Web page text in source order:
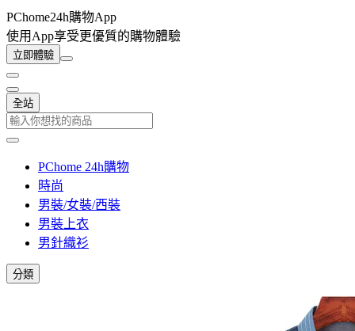
PChome24h購物App
使用App享受更優質的購物體驗
立即體驗
全站
PChome 24h購物
時尚
男裝/女裝/西裝
男裝上衣
男針織衫
分類